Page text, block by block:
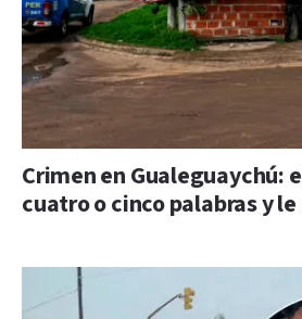
Crimen en Gualeguaychú:
cuatro o cinco palabras y